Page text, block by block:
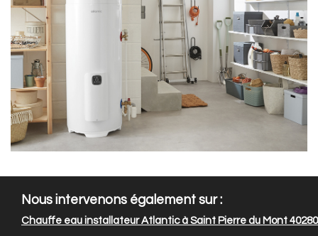
Nous intervenons également sur :
Chauffe eau installateur Atlantic à Saint Pierre du Mont 40280